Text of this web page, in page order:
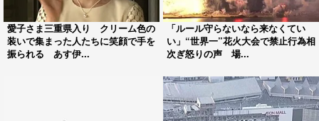
愛子さま三重県入り クリーム色の
装いで集まった人たちに笑顔で手を
振られる あす伊...
「ルール守らないなら来なくてい
い」“世界一”花火大会で禁止行為相
次ぎ怒りの声 場...